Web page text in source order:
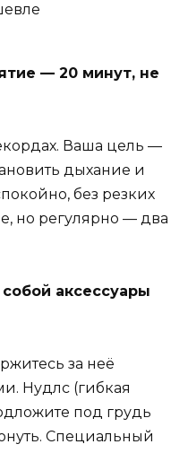
— 20 минут, не
Ваша цель —
дыхание и
без резких
но регулярно — два
аксессуары
за неё
Нудлс (гибкая
под грудь
Специальный